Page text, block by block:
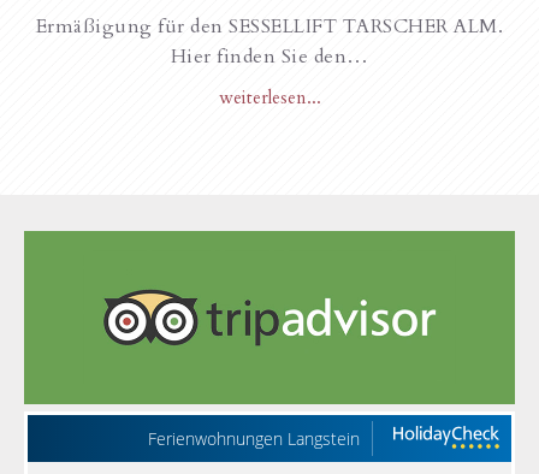
Ermäßigung für den SESSELLIFT TARSCHER ALM.
Hier finden Sie den…
weiterlesen...
Ferienwohnungen Langstein